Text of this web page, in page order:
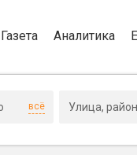
Аналитика
всё